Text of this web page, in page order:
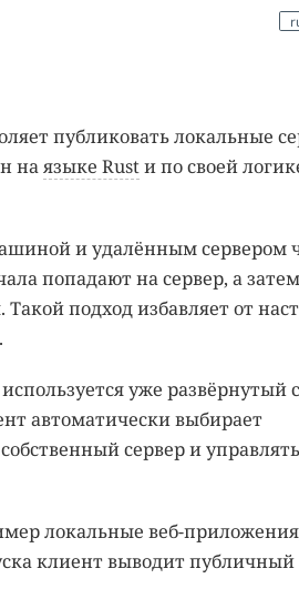
публиковать локальные
наязыке Rustи по своей
и удалённым сервером
попадают на сервер, а
подход избавляет от
уже развёрнутый
автоматически выбирает
сервер и управлять
локальные веб-
клиент выводит публичный